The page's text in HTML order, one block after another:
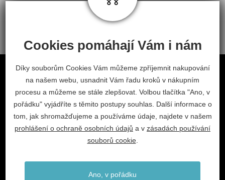
Obchodní podmínky
Odstoupení od smlouvy
Nastavení cookies
facebookinstagram
2026 © Habitat, a.s.
info@habitat-cz.cz
+420 568 620 101 (prodejna)
Cookies pomáhají Vám i nám
Díky souborům Cookies Vám můžeme zpříjemnit nakupování
na našem webu, usnadnit Vám řadu kroků v nákupním
procesu a můžeme se stále zlepšovat. Volbou tlačítka "Ano, v
pořádku" vyjádříte s těmito postupy souhlas. Další informace o
tom, jak shromažďujeme a používáme údaje, najdete v našem
prohlášení o ochraně osobních údajů a v zásadách používání
souborů cookie.
Ano, v pořádku